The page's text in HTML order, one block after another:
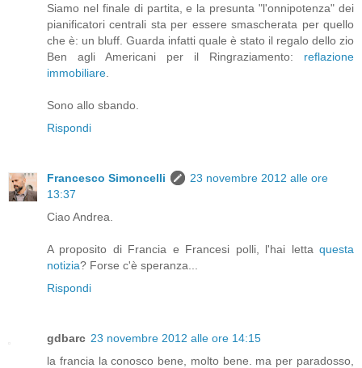
Siamo nel finale di partita, e la presunta "l'onnipotenza" dei
pianificatori centrali sta per essere smascherata per quello
che è: un bluff. Guarda infatti quale è stato il regalo dello zio
Ben agli Americani per il Ringraziamento: reflazione
immobiliare
Sono allo sbando.
Rispondi
Francesco Simoncelli
23 novembre 2012 alle ore
13:37
Ciao Andrea.
A proposito di Francia e Francesi polli, l'hai letta questa
notizia? Forse c'è speranza...
Rispondi
gdbarc 23 novembre 2012 alle ore 14:15
la francia la conosco bene, molto bene. ma per paradosso,